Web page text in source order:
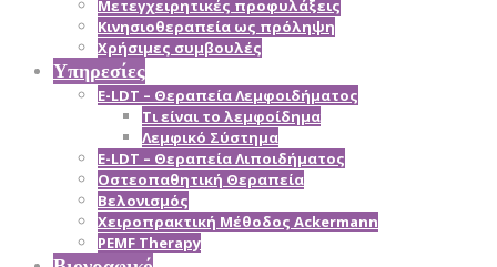
Mετεγχειρητικές προφυλάξεις
Κινησιοθεραπεία ως πρόληψη
Χρήσιμες συμβουλές
Υπηρεσίες
E-LDT – Θεραπεία Λεμφοιδήματος
Τι είναι το λεμφοίδημα
Λεμφικό Σύστημα
E-LDT – Θεραπεία Λιποιδήματος
Οστεοπαθητική Θεραπεία
Βελονισμός
Χειροπρακτική Μέθοδος Ackermann
PEMF Therapy